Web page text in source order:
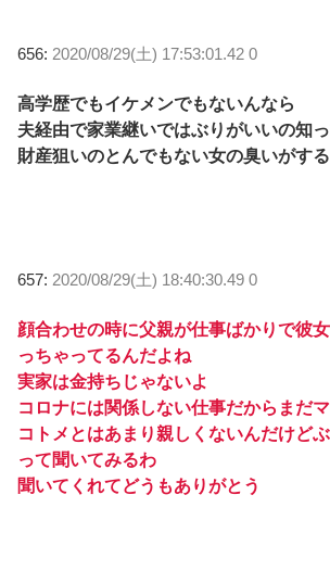
656: 2020/08/29(土) 17:53:01.42 0
高学歴でもイケメンでもないんなら
夫経由で家業継いではぶりがいいの知
財産狙いのとんでもない女の臭いがする
657: 2020/08/29(土) 18:40:30.49 0
顔合わせの時に父親が仕事ばかりで彼
っちゃってるんだよね
実家は金持ちじゃないよ
コロナには関係しない仕事だからまだ
コトメとはあまり親しくないんだけど
って聞いてみるわ
聞いてくれてどうもありがとう